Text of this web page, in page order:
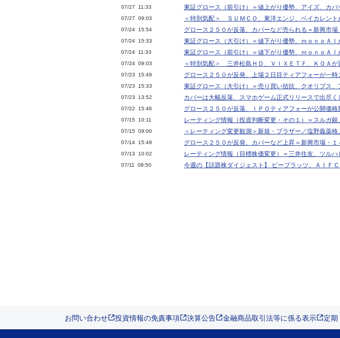
07/27 11:33 東証グロース（前引け）＝値上がり優勢、アイズ、カバ
07/27 09:03 ＜特別気配＞ ＳＵＭＣＯ、東洋エンジ、ベイカレント
07/24 15:54 グロース２５０が反落、カバーなど売られる＝新興市場
07/24 15:33 東証グロース（大引け）＝値下がり優勢、ｍｏｎｏＡＩ
07/24 11:33 東証グロース（前引け）＝値下がり優勢、ｍｏｎｏＡＩ
07/24 09:03 ＜特別気配＞ 三井松島ＨＤ、ＶＩＸＥＴＦ、ＫＯＡが
07/23 15:49 グロース２５０が反発、上場２日目ティアフォーが一
07/23 15:33 東証グロース（大引け）＝売り買い拮抗、クオリプス、
07/23 13:52 カバーは大幅反落、スマホゲーム正式リリースで出尽く
07/22 15:46 グロース２５０が反落、ＩＰＯティアフォーが公開価
07/15 10:11 レーティング情報（投資判断変更・その１）＝スルガ
07/15 09:00 ＜レーティング変更観測＞新規・ブラザー／塩野義薬
07/14 15:49 グロース２５０が反発、カバーなど上昇＝新興市場・１
07/13 10:02 レーティング情報（目標株価変更）＝三井住友、ツルハ
07/11 08:50 今週の【話題株ダイジェスト】 ビープラッツ、ＡＩＦ
お問い合わせ 投資情報の免責事項 決算公告 金融商品取引法等に係る表示 定